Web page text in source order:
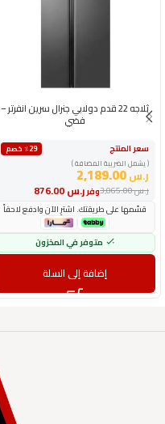
ثلاجه 22 قدم دولابي جنرال سرين انفرتر –
فضي
سعر المنتج
٪29 خصم
( يشمل الضريبة المضافة )
ر.س2,189.00
وفرر.س ر.س3,065.00
قسّمها على طريقتك. اشترِ الآن وادفع لاحقاً
متوفر في المخزون
إضافة إلى السلة